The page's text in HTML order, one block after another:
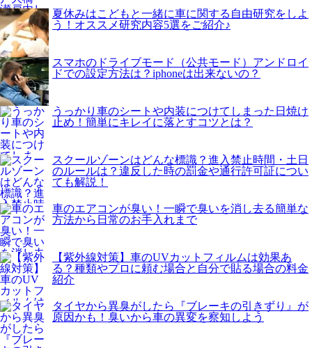
夏休みはこどもと一緒に車に関する自由研究をしよ
う！オススメ研究内容5選をご紹介♪
スマホのドライブモード（公共モード）アンドロイ
ドでの設定方法は？iphoneは出来ないの？
うっかり車のシートや内装につけてしまった日焼け
止め！簡単にキレイに落とすコツとは？
スクールゾーンはどんな標識？進入禁止時間・土日
のルールは？違反した時の罰金や通行許可証につい
ても解説！
車のエアコンが臭い！一瞬で臭いを消し去る簡単な
方法から日常のお手入れまで
【紫外線対策】車のUVカットフィルムは効果あ
る？種類やプロに頼む場合と自分で貼る場合の料金
紹介
タイヤから異臭がしたら『ブレーキの引きずり』が
原因かも！臭いから車の異変を察知しよう